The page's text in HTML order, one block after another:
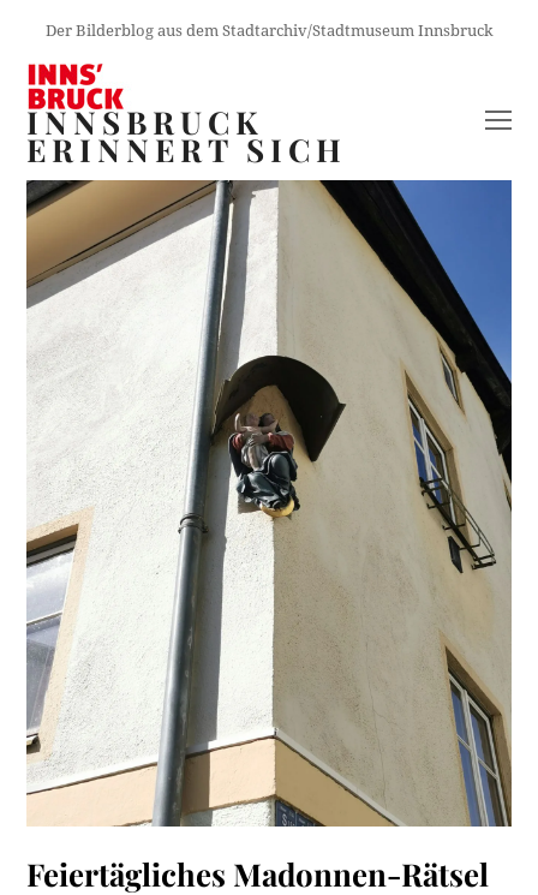
Der Bilderblog aus dem Stadtarchiv/Stadtmuseum Innsbruck
INNSBRUCK
ERINNERT SICH
Feiertägliches Madonnen-Rätsel